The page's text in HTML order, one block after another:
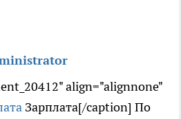
align="alignnone"
Зарплата[/caption] По